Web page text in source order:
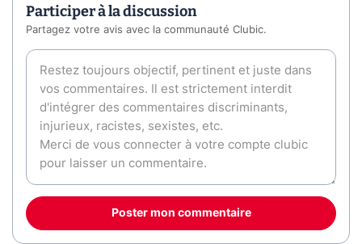
Participer à la discussion
Partagez votre avis avec la communauté Clubic.
Poster mon commentaire